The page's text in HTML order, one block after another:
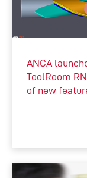
ANCA
ToolRoom
of new